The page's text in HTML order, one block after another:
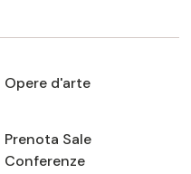
Opere d'arte
Prenota Sale
Conferenze